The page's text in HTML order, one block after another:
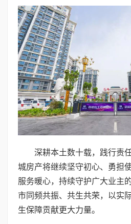
深耕本土数十载，践行责
城房产将继续坚守初心、勇担
服务暖心，持续守护广大业主
市同频共振、共生共荣，以实
生保障贡献更大力量。